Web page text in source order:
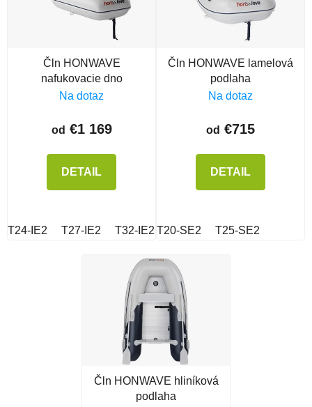
Čln HONWAVE
nafukovacie dno
Na dotaz
od €1 169
DETAIL
T24-IE2 T27-IE2 T32-IE2 T38-IE2
Čln HONWAVE lamelová
podlaha
Na dotaz
od €715
DETAIL
T20-SE2 T25-SE2
Čln HONWAVE hliníková
podlaha